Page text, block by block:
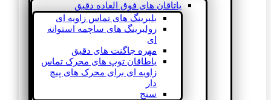
یاتاقان های فوق العاده دقیق
بلبرینگ های تماس زاویه ای
رولبرینگ های ساچمه استوانه
ای
مهره چاگنت های دقیق
یاطاقان توپ های محرک تماس
زاویه ای برای محرک های پیچ
دار
سنج